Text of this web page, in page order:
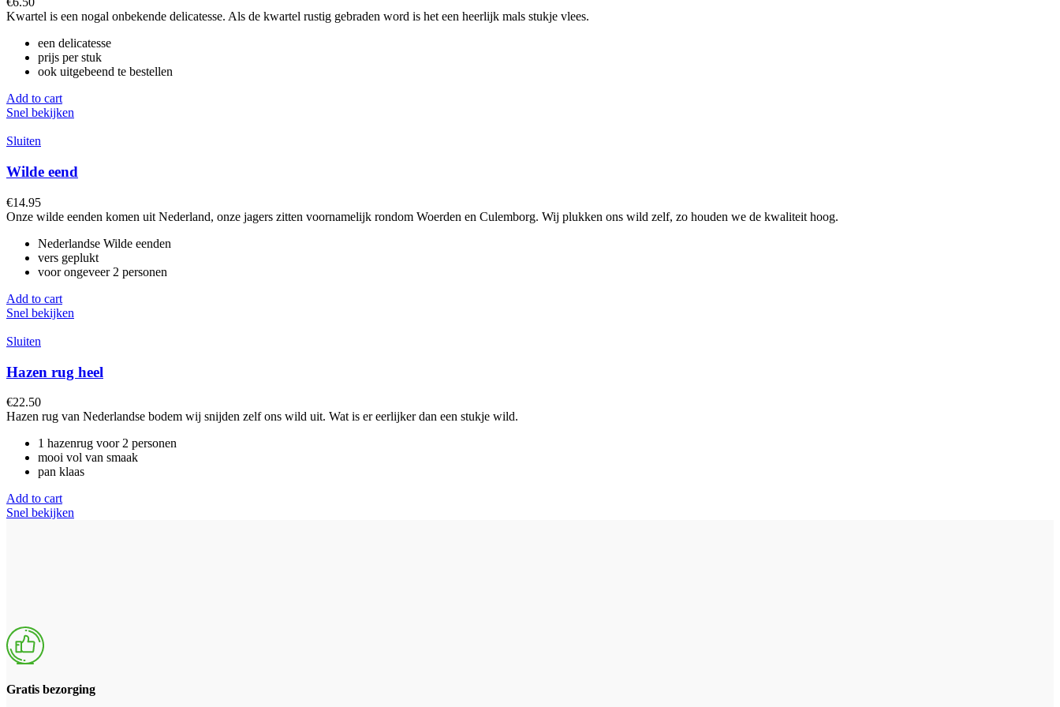
Kwartel is een nogal onbekende delicatesse. Als de kwartel rustig gebraden word is het een heerlijk mals stukje vlees.
een delicatesse
prijs per stuk
ook uitgebeend te bestellen
Add to cart
Snel bekijken
Sluiten
Wilde eend
€14.95
Onze wilde eenden komen uit Nederland, onze jagers zitten voornamelijk rondom Woerden en Culemborg. Wij plukken ons wild zelf, zo houden we de kwaliteit hoog.
Nederlandse Wilde eenden
vers geplukt
voor ongeveer 2 personen
Add to cart
Snel bekijken
Sluiten
Hazen rug heel
€22.50
Hazen rug van Nederlandse bodem wij snijden zelf ons wild uit. Wat is er eerlijker dan een stukje wild.
1 hazenrug voor 2 personen
mooi vol van smaak
pan klaas
Add to cart
Snel bekijken
Gratis bezorging